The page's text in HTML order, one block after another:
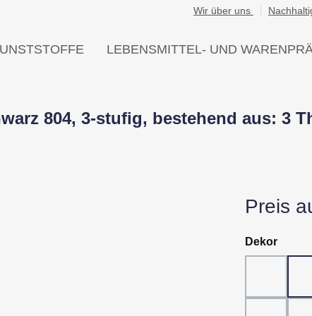
Wir über uns
LEBENSMITTEL- UND
804, 3-stufig, bestehend aus: 3
Preis
Dekor